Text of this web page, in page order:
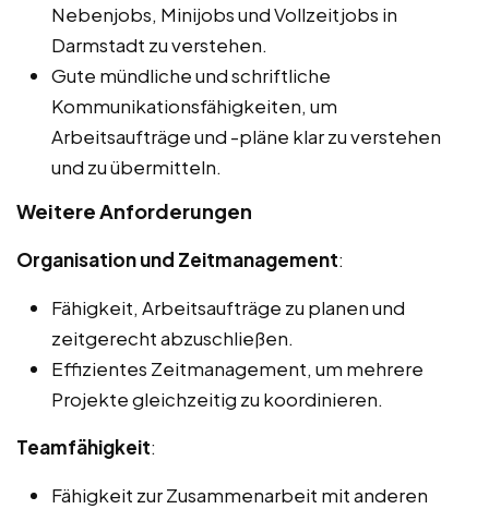
Nebenjobs, Minijobs und Vollzeitjobs in
Darmstadt zu verstehen.
Gute mündliche und schriftliche
Kommunikationsfähigkeiten, um
Arbeitsaufträge und -pläne klar zu verstehen
und zu übermitteln.
Weitere Anforderungen
Organisation und Zeitmanagement:
Fähigkeit, Arbeitsaufträge zu planen und
zeitgerecht abzuschließen.
Effizientes Zeitmanagement, um mehrere
Projekte gleichzeitig zu koordinieren.
Teamfähigkeit:
Fähigkeit zur Zusammenarbeit mit anderen